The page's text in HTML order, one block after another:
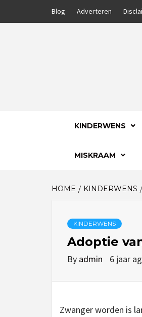
Blog Adverteren
KINDERWENS
MISKRAAM
HOME KINDERWENS
KINDERWENS
Adoptie
By admin 6 jaar
Zwanger worden is